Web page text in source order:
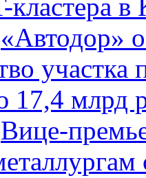
кластера в
«Автодор»
17,4 млрд
Вице-